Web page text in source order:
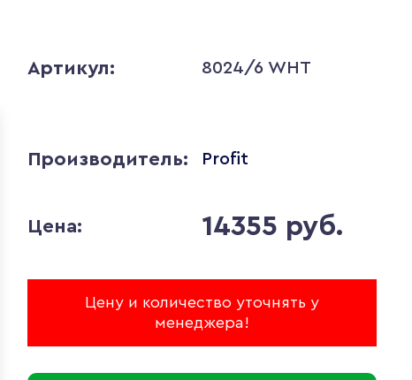
Артикул: 8024/6 WHT
Производитель: Profit
Цена: 14355 руб.
Цену и количество уточнять у
менеджера!